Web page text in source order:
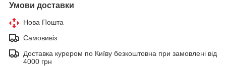
Умови доставки
Нова Пошта
Самовивіз
Доставка курером по Київу безкоштовна при замовлені від
4000 грн